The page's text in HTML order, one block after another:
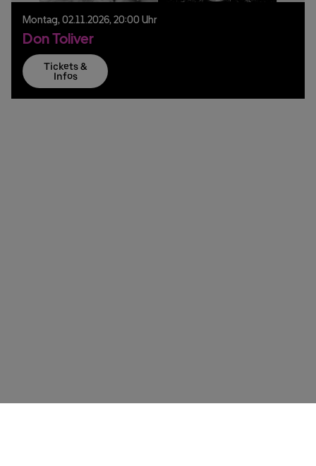
Montag, 02.11.2026, 20:00 Uhr
Don Toliver
Tickets &
Infos